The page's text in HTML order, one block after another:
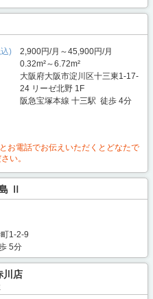
)
2,900円/月～45,900円/月
0.32m²～6.72m²
大阪府大阪市淀川区十三東1-17-
24 リーゼ北野 1F
阪急宝塚本線 十三駅 徒歩 4分
お電話でお伝えいただくとどなたで
い。
Ⅱ
1-2-9
5分
川店